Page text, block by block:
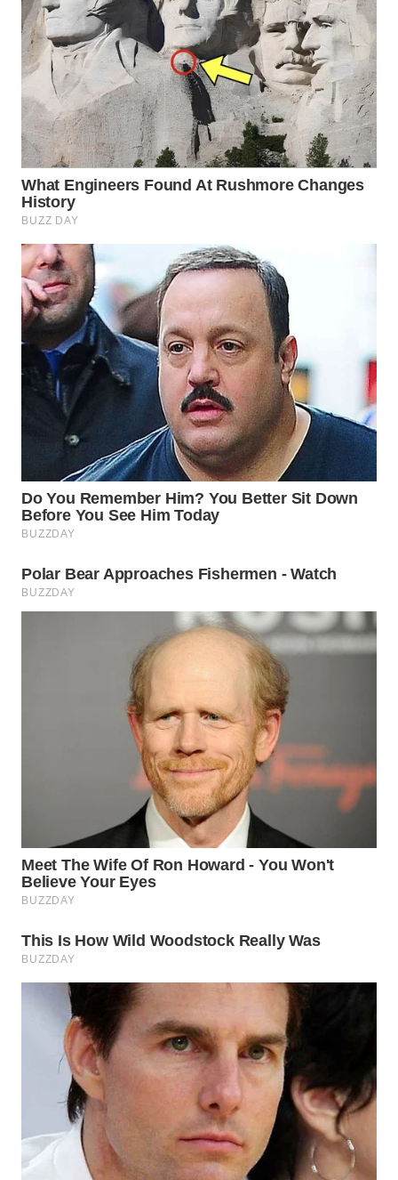
LAWAS
WN
SUMEDANG
WN
CIANJUR
WN
KEPULAUAN
SERIBU
WN
TANGERANG
WN
BINJAI
WN
CIREBON
WN
INDRAMAYU
WN
WN
MAJALENGKA
WN
PRIANGAN
TIMUR
WN
SEMARANG
SOLO
WN
BOROBUDUR
WN
MADURA